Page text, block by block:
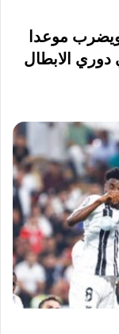
موعدا
دوري الابطال